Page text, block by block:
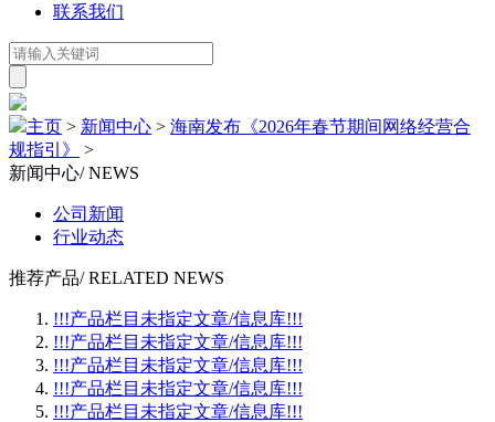
联系我们
主页 > 新闻中心 > 海南发布《2026年春节期间网络经营合
规指引》
>
新闻中心/ NEWS
公司新闻
行业动态
推荐产品/ RELATED NEWS
!!!产品栏目未指定文章/信息库!!!
!!!产品栏目未指定文章/信息库!!!
!!!产品栏目未指定文章/信息库!!!
!!!产品栏目未指定文章/信息库!!!
!!!产品栏目未指定文章/信息库!!!